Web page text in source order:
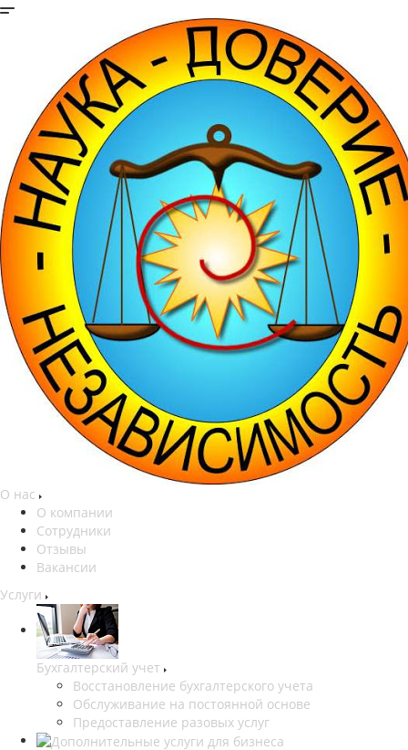
О нас
О компании
Сотрудники
Отзывы
Вакансии
Услуги
Бухгалтерский учет
Восстановление бухгалтерского учета
Обслуживание на постоянной основе
Предоставление разовых услуг